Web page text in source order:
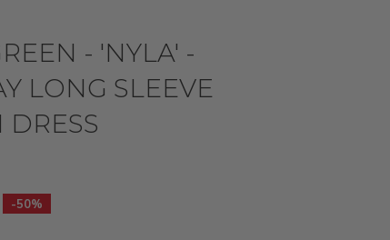
- 'NYLA' -
LONG SLEEVE
DRESS
-50%